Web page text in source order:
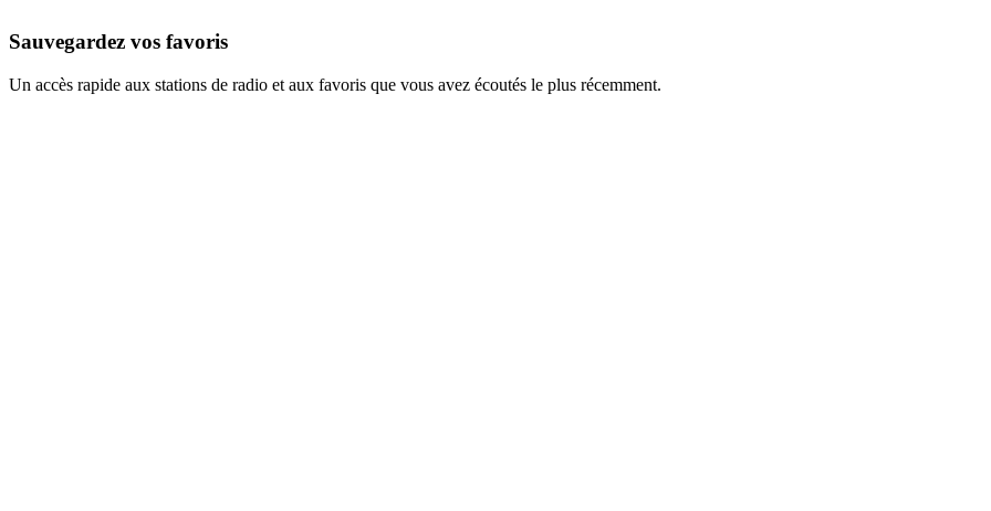
Sauvegardez vos favoris
Un accès rapide aux stations de radio et aux favoris que vous avez écoutés le plus récemment.